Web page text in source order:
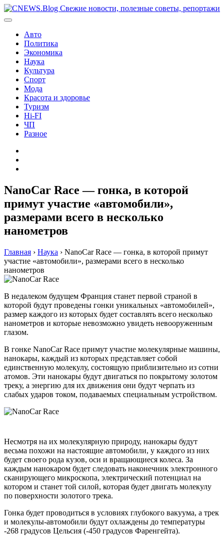
Перейти
к
Авто
Политика
Экономика
Наука
Культура
Спорт
Мода
Красота и здоровье
Туризм
Hi-FI
ЧП
Разное
NanoCar Race — гонка, в которой
примут участие «автомобили»,
размерами всего в несколько
нанометров
Главная › Наука › NanoCar Race — гонка, в которой примут
участие «автомобили», размерами всего в несколько
нанометров
В недалеком будущем Франция станет первой страной в
которой будут проведены гонки уникальных «автомобилей»,
размер каждого из которых будет составлять всего несколько
нанометров и которые невозможно увидеть невооруженным
глазом.
В гонке NanoCar Race примут участие молекулярные машины,
нанокары, каждый из которых представляет собой
единственную молекулу, состоящую приблизительно из сотни
атомов. Эти нанокары будут двигаться по покрытому золотом
треку, а энергию для их движения они будут черпать из
слабых ударов током, подаваемых специальным устройством.
Несмотря на их молекулярную природу, нанокары будут
весьма похожи на настоящие автомобили, у каждого из них
будет своего рода кузов, оси и вращающиеся колеса. За
каждым нанокаром будет следовать наконечник электронного
сканирующего микроскопа, электрический потенциал на
котором и станет той силой, которая будет двигать молекулу
по поверхности золотого трека.
Гонка будет проводиться в условиях глубокого вакуума, а трек
и молекулы-автомобили будут охлаждены до температуры
-268 градусов Цельсия (-450 градусов Фаренгейта).